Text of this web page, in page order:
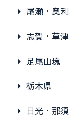
尾瀬・奥
志賀・草
足尾山塊
栃木県
日光・那